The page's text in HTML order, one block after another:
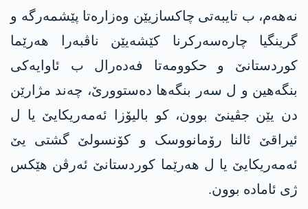
نەهەم، ب تایبەتی چاکسازیێن وەزارەتا پێشمەرگە و
گرینگیا چارەسەرکرنا کێشەیێن ناڤبەرا هەرێما
کوردستانێ و حکوومەتا فەدەرال ب ئاوایەکی
بنگەهین و ل سەر بنگەها دەستوورێ، چەند مژارێن
دن یێن جڤینێ بوون، کو بالیۆزا ئه‌مەریکایێ یا ل
ئیراقێ ئالنا رۆمانووسک و کۆنسولێ گشتی یێ
ئه‌مەریکایێ یا ل هەرێما کوردستانێ ئەرڤن هێکس
ژی ئامادە بوون.